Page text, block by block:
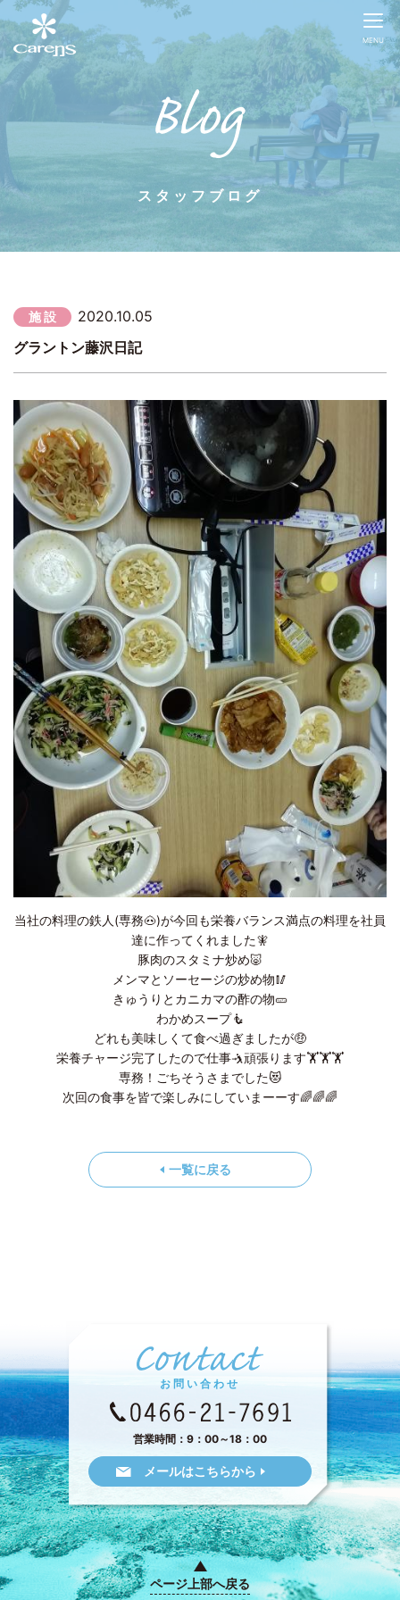
MENU
スタッフブログ
施 設
2020.10.05
グラントン藤沢日記
当社の料理の鉄人(専務🐽)が今回も栄養バランス満点の料理を社員
達に作ってくれました🧚
豚肉のスタミナ炒め🐷
メンマとソーセージの炒め物🥢
きゅうりとカニカマの酢の物🥒
わかめスープ🧜
どれも美味しくて食べ過ぎましたが🤑
栄養チャージ完了したので仕事🤺頑張ります🏋️🏋️🏋️
専務！ごちそうさまでした😻
次回の食事を皆で楽しみにしていまーーす🌈🌈🌈
一覧に戻る
お問い合わせ
営業時間：9：00～18：00
メールはこちらから
ページ上部へ戻る